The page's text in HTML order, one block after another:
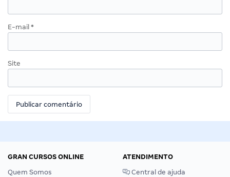
E-mail *
Site
GRAN CURSOS ONLINE
Quem Somos
ATENDIMENTO
Central de ajuda